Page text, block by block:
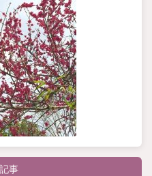
事